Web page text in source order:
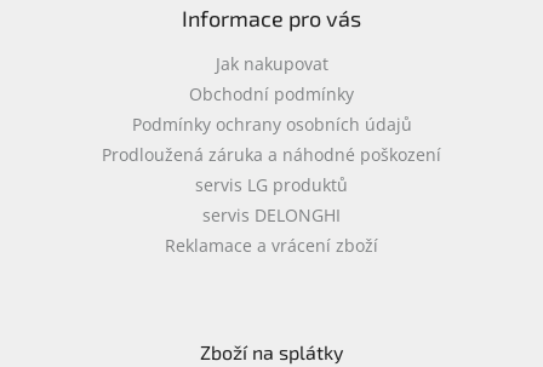
i
s
u
Informace pro vás
Jak nakupovat
Obchodní podmínky
Podmínky ochrany osobních údajů
Prodloužená záruka a náhodné poškození
servis LG produktů
servis DELONGHI
Reklamace a vrácení zboží
Zboží na splátky